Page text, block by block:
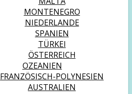
MONTENEGRO
NIEDERLANDE
SPANIEN
TÜRKEI
ÖSTERREICH
OZEANIEN
FRANZÖSISCH-POLYNESIEN
AUSTRALIEN